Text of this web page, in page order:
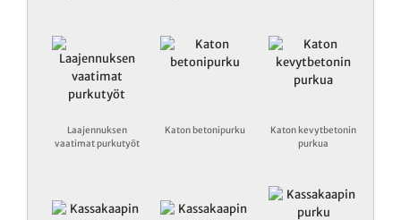
Laajennuksen
vaatimat purkutyöt
Katon betonipurku
Katon kevytbetonin
purkua